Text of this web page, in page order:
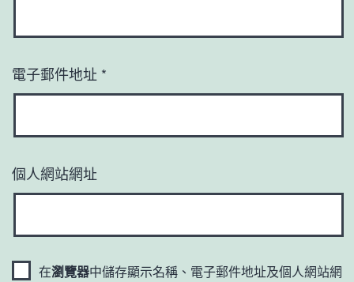
電子郵件地址 *
個人網站網址
在瀏覽器中儲存顯示名稱、電子郵件地址及個人網站網